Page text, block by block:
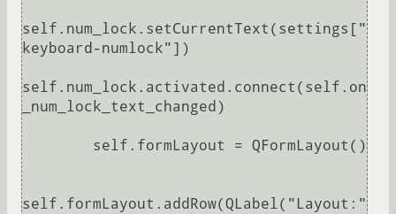
self.num_lock.setCurrentText(settings["
keyboard-numlock"])
self.num_lock.activated.connect(self.on
_num_lock_text_changed)
self.formLayout.addRow(QLabel("Layout:"